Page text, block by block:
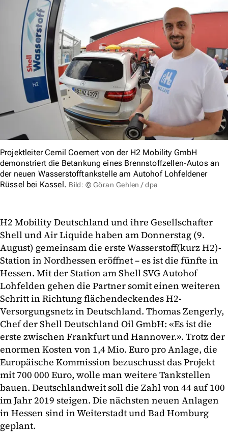
Projektleiter Cemil Coemert von der H2 Mobility GmbH
demonstriert die Betankung eines Brennstoffzellen-Autos an
der neuen Wasserstofftankstelle am Autohof Lohfeldener
Rüssel bei Kassel. Bild: © Göran Gehlen / dpa
H2 Mobility Deutschland und ihre Gesellschafter
Shell und Air Liquide haben am Donnerstag (9.
August) gemeinsam die erste Wasserstoff(kurz H2)-
Station in Nordhessen eröffnet – es ist die fünfte in
Hessen. Mit der Station am Shell SVG Autohof
Lohfelden gehen die Partner somit einen weiteren
Schritt in Richtung flächendeckendes H2-
Versorgungsnetz in Deutschland. Thomas Zengerly,
Chef der Shell Deutschland Oil GmbH: «Es ist die
erste zwischen Frankfurt und Hannover.». Trotz der
enormen Kosten von 1,4 Mio. Euro pro Anlage, die
Europäische Kommission bezuschusst das Projekt
mit 700 000 Euro, wolle man weitere Tankstellen
bauen. Deutschlandweit soll die Zahl von 44 auf 100
im Jahr 2019 steigen. Die nächsten neuen Anlagen
in Hessen sind in Weiterstadt und Bad Homburg
geplant.